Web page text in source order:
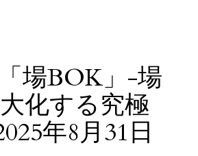
場BOK」-場
化する究極
年8月31日